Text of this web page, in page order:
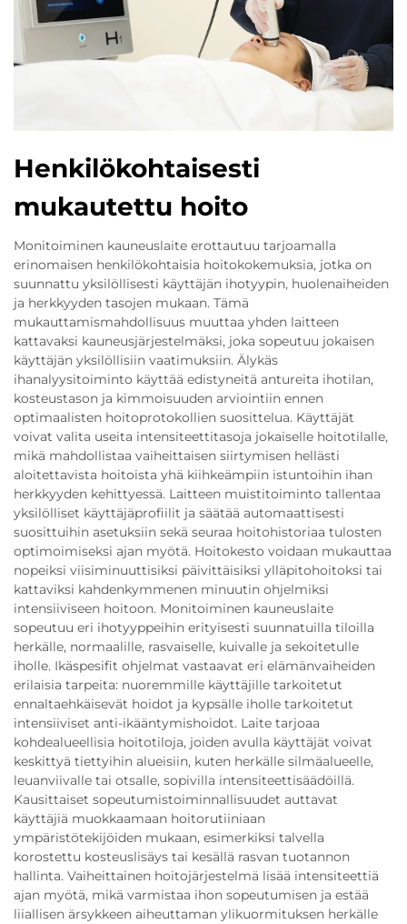
Henkilökohtaisesti
mukautettu hoito
Monitoiminen kauneuslaite erottautuu tarjoamalla
erinomaisen henkilökohtaisia hoitokokemuksia, jotka on
suunnattu yksilöllisesti käyttäjän ihotyypin, huolenaiheiden
ja herkkyyden tasojen mukaan. Tämä
mukauttamismahdollisuus muuttaa yhden laitteen
kattavaksi kauneusjärjestelmäksi, joka sopeutuu jokaisen
käyttäjän yksilöllisiin vaatimuksiin. Älykäs
ihanalyysitoiminto käyttää edistyneitä antureita ihotilan,
kosteustason ja kimmoisuuden arviointiin ennen
optimaalisten hoitoprotokollien suosittelua. Käyttäjät
voivat valita useita intensiteettitasoja jokaiselle hoitotilalle,
mikä mahdollistaa vaiheittaisen siirtymisen hellästi
aloitettavista hoitoista yhä kiihkeämpiin istuntoihin ihan
herkkyyden kehittyessä. Laitteen muistitoiminto tallentaa
yksilölliset käyttäjäprofiilit ja säätää automaattisesti
suosittuihin asetuksiin sekä seuraa hoitohistoriaa tulosten
optimoimiseksi ajan myötä. Hoitokesto voidaan mukauttaa
nopeiksi viisiminuuttisiksi päivittäisiksi ylläpitohoitoksi tai
kattaviksi kahdenkymmenen minuutin ohjelmiksi
intensiiviseen hoitoon. Monitoiminen kauneuslaite
sopeutuu eri ihotyyppeihin erityisesti suunnatuilla tiloilla
herkälle, normaalille, rasvaiselle, kuivalle ja sekoitetulle
iholle. Ikäspesifit ohjelmat vastaavat eri elämänvaiheiden
erilaisia tarpeita: nuoremmille käyttäjille tarkoitetut
ennaltaehkäisevät hoidot ja kypsälle iholle tarkoitetut
intensiiviset anti-ikääntymishoidot. Laite tarjoaa
kohdealueellisia hoitotiloja, joiden avulla käyttäjät voivat
keskittyä tiettyihin alueisiin, kuten herkälle silmäalueelle,
leuanviivalle tai otsalle, sopivilla intensiteettisäädöillä.
Kausittaiset sopeutumistoiminnallisuudet auttavat
käyttäjiä muokkaamaan hoitorutiiniaan
ympäristötekijöiden mukaan, esimerkiksi talvella
korostettu kosteuslisäys tai kesällä rasvan tuotannon
hallinta. Vaiheittainen hoitojärjestelmä lisää intensiteettiä
ajan myötä, mikä varmistaa ihon sopeutumisen ja estää
liiallisen ärsykkeen aiheuttaman ylikuormituksen herkälle